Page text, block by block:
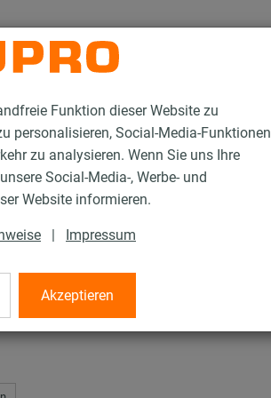
Funktion dieser Website zu
personalisieren, Social-Media-Funktionen
zu analysieren. Wenn Sie uns Ihre
Social-Media-, Werbe- und
Website informieren.
| Impressum
Akzeptieren
S+